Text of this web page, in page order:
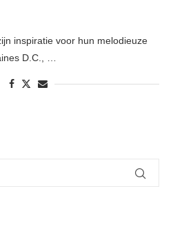
inspiratie voor hun melodieuze
D.C., …